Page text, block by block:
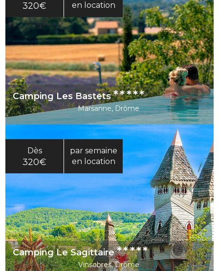
320€
en location
Camping Les Bastets*****
Marsanne, Drôme
Dès
320€
par semaine
en location
Camping Le Sagittaire*****
Vinsobres, Drôme